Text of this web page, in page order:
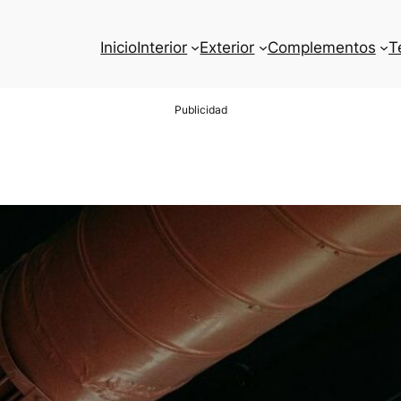
InicioInterior Exterior Complementos